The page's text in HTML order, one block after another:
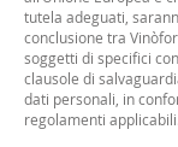
tutela adeguati,
conclusione tra
soggetti di specifici
clausole di
dati personali, in
regolamenti applicabili.